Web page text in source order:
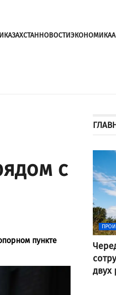
КАЗАХСТАННОВОСТИЭКОНОМИКА
с
пункте
двух